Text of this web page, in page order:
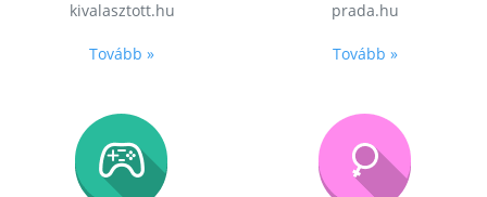
kivalasztott.hu
Tovább »
prada.hu
Tovább »